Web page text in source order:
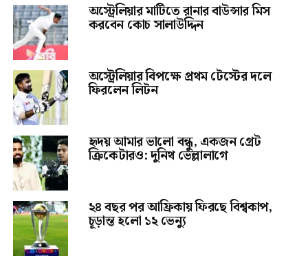
অস্ট্রেলিয়ার মাটিতে রানার বাউন্সার মিস
করবেন কোচ সালাউদ্দিন
অস্ট্রেলিয়ার বিপক্ষে প্রথম টেস্টের দলে
ফিরলেন লিটন
হৃদয় আমার ভালো বন্ধু, একজন গ্রেট
ক্রিকেটারও: দুনিথ ভেল্লালাগে
২৪ বছর পর আফ্রিকায় ফিরছে বিশ্বকাপ,
চূড়ান্ত হলো ১২ ভেন্যু